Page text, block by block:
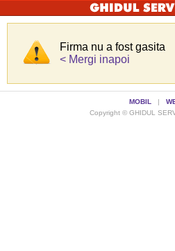
Firma nu a fost gasita
< Mergi inapoi
MOBIL |
Copyright © GHIDUL